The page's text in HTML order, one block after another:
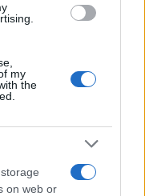
my
the
on web or
campeón con